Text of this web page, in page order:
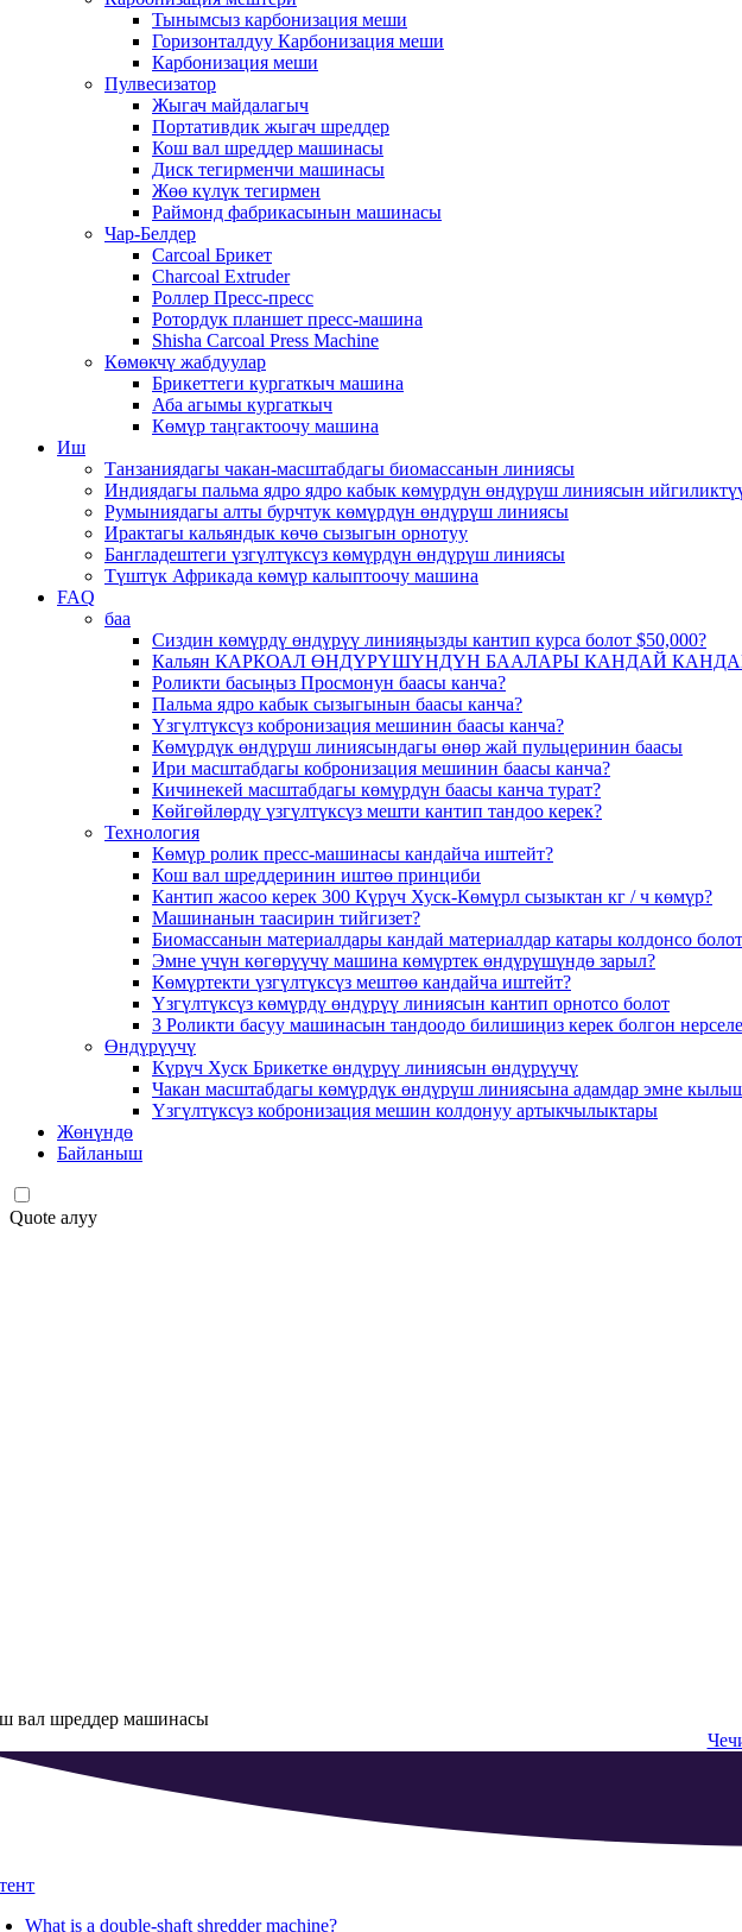
Тынымсыз карбонизация меши
Горизонталдуу Карбонизация меши
Карбонизация меши
Пулвесизатор
Жыгач майдалагыч
Портативдик жыгач шреддер
Кош вал шреддер машинасы
Диск тегирменчи машинасы
Жөө күлүк тегирмен
Раймонд фабрикасынын машинасы
Чар-Белдер
Carcoal Брикет
Charcoal Extruder
Роллер Пресс-пресс
Ротордук планшет пресс-машина
Shisha Carcoal Press Machine
Көмөкчү жабдуулар
Брикеттеги кургаткыч машина
Аба агымы кургаткыч
Көмүр таңгактоочу машина
Иш
Танзаниядагы чакан-масштабдагы биомассанын линиясы
Индиядагы пальма ядро ​​ядро ​​кабык көмүрдүн өндүрүш линиясын
Румыниядагы алты бурчтук көмүрдүн өндүрүш линиясы
Ирактагы кальяндык көчө сызыгын орнотуу
Бангладештеги үзгүлтүксүз көмүрдүн өндүрүш линиясы
Түштүк Африкада көмүр калыптоочу машина
FAQ
баа
Сиздин көмүрдү өндүрүү линияңызды кантип курса болот $50,000?
Кальян КАРКОАЛ ӨНДҮРҮШҮНДҮН БААЛАРЫ КАНДАЙ
Роликти басыңыз Просмонун баасы канча?
Пальма ядро ​​кабык сызыгынын баасы канча?
Үзгүлтүксүз кобронизация мешинин баасы канча?
Көмүрдүк өндүрүш линиясындагы өнөр жай пульцеринин баасы
Ири масштабдагы кобронизация мешинин баасы канча?
Кичинекей масштабдагы көмүрдүн баасы канча турат?
Көйгөйлөрдү үзгүлтүксүз мешти кантип тандоо керек?
Технология
Көмүр ролик пресс-машинасы кандайча иштейт?
Кош вал шреддеринин иштөө принциби
Кантип жасоо керек 300 Күрүч Хуск-Көмүрл сызыктан кг / ч көмүр?
Машинанын таасирин тийгизет?
Биомассанын материалдары кандай материалдар катары колдонсо
Эмне үчүн көгөрүүчү машина көмүртек өндүрүшүндө зарыл?
Көмүртекти үзгүлтүксүз мештөө кандайча иштейт?
Үзгүлтүксүз көмүрдү өндүрүү линиясын кантип орнотсо болот
3 Роликти басуу машинасын тандоодо билишиңиз керек болгон
Өндүрүүчү
Күрүч Хуск Брикетке өндүрүү линиясын өндүрүүчү
Чакан масштабдагы көмүрдүк өндүрүш линиясына адамдар эмне
Үзгүлтүксүз кобронизация мешин колдонуу артыкчылыктары
Жөнүндө
Байланыш
Quote алуу
вал шреддер машинасы
What is a double-shaft shredder machine?